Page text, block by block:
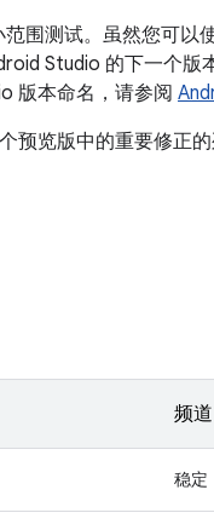
围测试。虽然您可以
Studio 的下一个版
版本命名，请参阅
预览版中的重要修正
频道
稳定